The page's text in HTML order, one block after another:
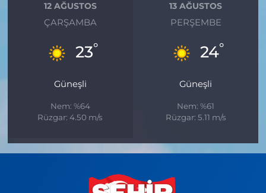
12 AĞUSTOS
ÇARŞAMBA
23°
Güneşli
Nem: %64
Rüzgar: 4.50 m/s
13 AĞUSTOS
PERŞEMBE
24°
Güneşli
Nem: %61
Rüzgar: 5.11 m/s